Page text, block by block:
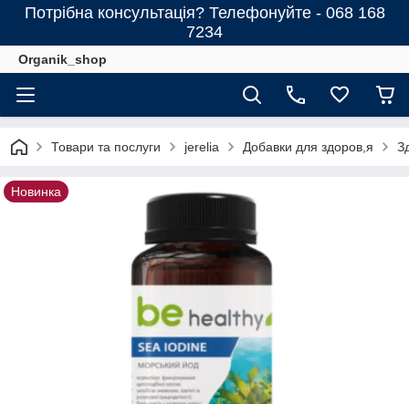
Потрібна консультація? Телефонуйте - 068 168
7234
Organik_shop
Товари та послуги jerelia Добавки для здоров,я
Новинка